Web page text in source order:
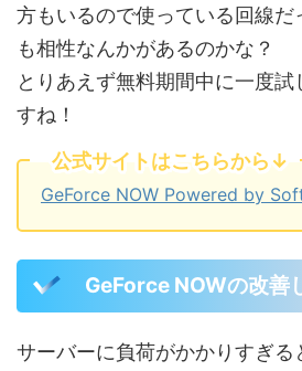
方もいるので使っている回線だ
も相性なんかがあるのかな？
とりあえず無料期間中に一度
すね！
公式サイトはこちらから↓
GeForce NOW Powered by
GeForce NOWの改善
サーバーに負荷がかかりすぎる